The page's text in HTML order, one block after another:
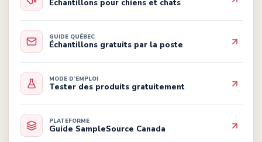
Échantillons pour chiens et chats
GUIDE QUÉBEC
Échantillons gratuits par la poste
MODE D’EMPLOI
Tester des produits gratuitement
PLATEFORME
Guide SampleSource Canada